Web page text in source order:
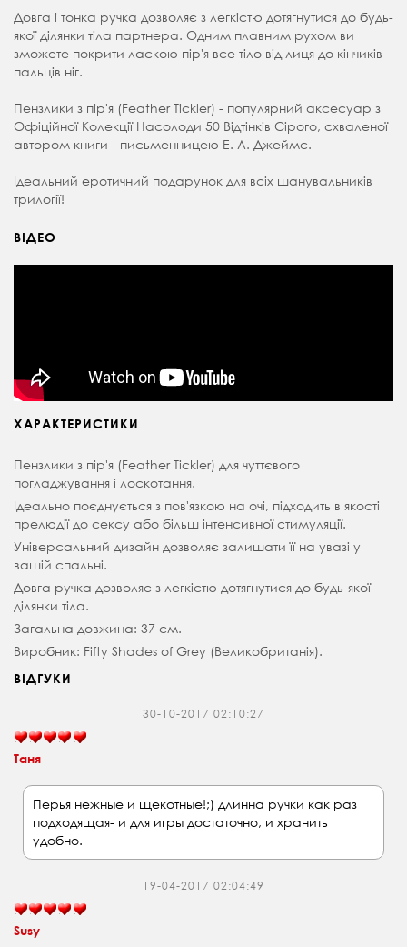
Довга і тонка ручка дозволяє з легкістю дотягнутися до будь-
якої ділянки тіла партнера. Одним плавним рухом ви
зможете покрити ласкою пір'я все тіло від лиця до кінчиків
пальців ніг.
Пензлики з пір'я (Feather Tickler) - популярний аксесуар з
Офіційної Колекції Насолоди 50 Відтінків Сірого, схваленої
автором книги - письменницею Е. Л. Джеймс.
Ідеальний еротичний подарунок для всіх шанувальників
трилогії!
ВІДЕО
ХАРАКТЕРИСТИКИ
Пензлики з пір'я (Feather Tickler) для чуттєвого
погладжування і лоскотання.
Ідеально поєднується з пов'язкою на очі, підходить в якості
прелюдії до сексу або більш інтенсивної стимуляції.
Універсальний дизайн дозволяє залишати її на увазі у
вашій спальні.
Довга ручка дозволяє з легкістю дотягнутися до будь-якої
ділянки тіла.
Загальна довжина: 37 см.
Виробник: Fifty Shades of Grey (Великобританія).
ВІДГУКИ
30-10-2017 02:10:27
Таня
Перья нежные и щекотные!;) длинна ручки как раз
подходящая- и для игры достаточно, и хранить
удобно.
19-04-2017 02:04:49
Susy